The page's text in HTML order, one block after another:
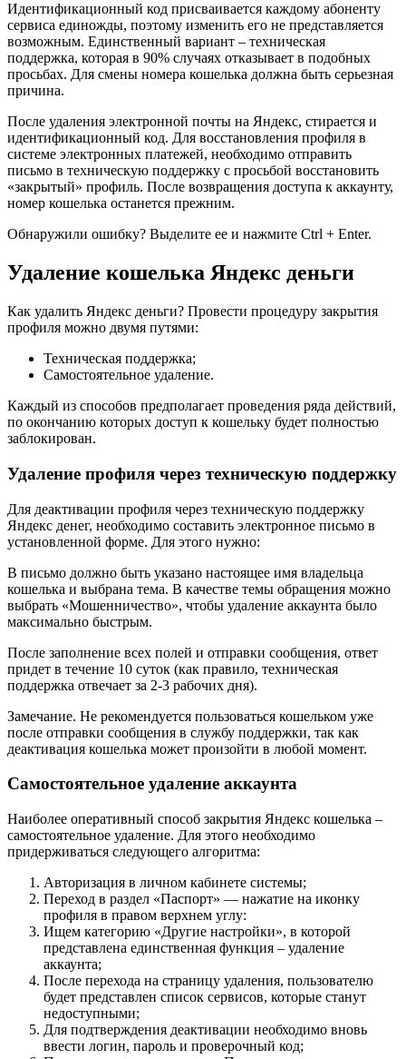
Идентификационный код присваивается каждому абоненту
сервиса единожды, поэтому изменить его не представляется
возможным. Единственный вариант – техническая
поддержка, которая в 90% случаях отказывает в подобных
просьбах. Для смены номера кошелька должна быть серьезная
причина.
После удаления электронной почты на Яндекс, стирается и
идентификационный код. Для восстановления профиля в
системе электронных платежей, необходимо отправить
письмо в техническую поддержку с просьбой восстановить
«закрытый» профиль. После возвращения доступа к аккаунту,
номер кошелька останется прежним.
Обнаружили ошибку? Выделите ее и нажмите Ctrl + Enter.
Удаление кошелька Яндекс деньги
Как удалить Яндекс деньги? Провести процедуру закрытия
профиля можно двумя путями:
Техническая поддержка;
Самостоятельное удаление.
Каждый из способов предполагает проведения ряда действий,
по окончанию которых доступ к кошельку будет полностью
заблокирован.
Удаление профиля через техническую поддержку
Для деактивации профиля через техническую поддержку
Яндекс денег, необходимо составить электронное письмо в
установленной форме. Для этого нужно:
В письмо должно быть указано настоящее имя владельца
кошелька и выбрана тема. В качестве темы обращения можно
выбрать «Мошенничество», чтобы удаление аккаунта было
максимально быстрым.
После заполнение всех полей и отправки сообщения, ответ
придет в течение 10 суток (как правило, техническая
поддержка отвечает за 2-3 рабочих дня).
Замечание. Не рекомендуется пользоваться кошельком уже
после отправки сообщения в службу поддержки, так как
деактивация кошелька может произойти в любой момент.
Самостоятельное удаление аккаунта
Наиболее оперативный способ закрытия Яндекс кошелька –
самостоятельное удаление. Для этого необходимо
придерживаться следующего алгоритма:
Авторизация в личном кабинете системы;
Переход в раздел «Паспорт» — нажатие на иконку
профиля в правом верхнем углу:
Ищем категорию «Другие настройки», в которой
представлена единственная функция – удаление
аккаунта;
После перехода на страницу удаления, пользователю
будет представлен список сервисов, которые станут
недоступными;
Для подтверждения деактивации необходимо вновь
ввести логин, пароль и проверочный код;